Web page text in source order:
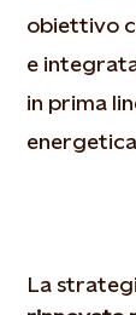
obiettivo
e
in prima
La